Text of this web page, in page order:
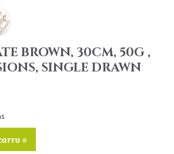
BROWN, 30CM, 50G ,
SINGLE DRAWN
»